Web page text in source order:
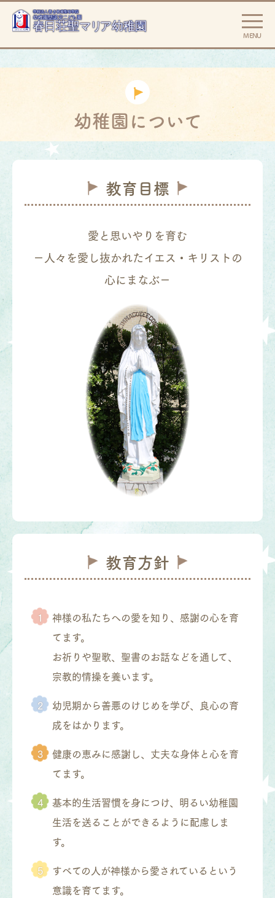
MENU
幼稚園について
教育目標
愛と思いやりを育む
－人々を愛し抜かれたイエス・キリストの
心にまなぶ－
教育方針
神様の私たちへの愛を知り、感謝の心を育
てます。
お祈りや聖歌、聖書のお話などを通して、
宗教的情操を養います。
幼児期から善悪のけじめを学び、良心の育
成をはかります。
健康の恵みに感謝し、丈夫な身体と心を育
てます。
基本的生活習慣を身につけ、明るい幼稚園
生活を送ることができるように配慮しま
す。
すべての人が神様から愛されているという
意識を育てます。